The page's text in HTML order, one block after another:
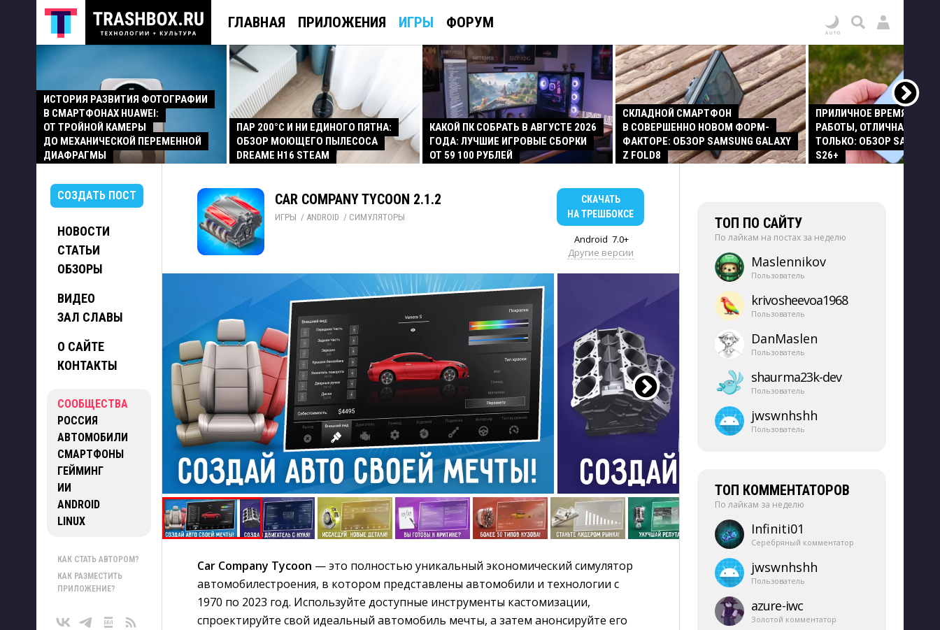
ГЛАВНАЯ ПРИЛОЖЕНИЯ ИГРЫ ФОРУМ
ИСТОРИЯ РАЗВИТИЯ ФОТОГРАФИИ
В СМАРТФОНАХ HUAWEI:
ОТ ТРОЙНОЙ КАМЕРЫ
ДО МЕХАНИЧЕСКОЙ ПЕРЕМЕННОЙ
ДИАФРАГМЫ
ПАР 200°C И НИ ЕДИНОГО ПЯТНА:
ОБЗОР МОЮЩЕГО ПЫЛЕСОСА
DREAME H16 STEAM
КАКОЙ ПК СОБРАТЬ В АВГУСТЕ 2026
ГОДА: ЛУЧШИЕ ИГРОВЫЕ СБОРКИ
ОТ 59 100 РУБЛЕЙ
СКЛАДНОЙ СМАРТФОН
В СОВЕРШЕННО НОВОМ ФОРМ-
ФАКТОРЕ: ОБЗОР SAMSUNG GALAXY
Z FOLD8
ПРИЛИЧНОЕ ВРЕМЯ
РАБОТЫ, ОТЛИЧНАЯ
ТОЛЬКО: ОБЗОР SAMSUNG
S26+
СОЗДАТЬ ПОСТ
НОВОСТИ
СТАТЬИ
ОБЗОРЫ
ВИДЕО
ЗАЛ СЛАВЫ
О САЙТЕ
КОНТАКТЫ
СООБЩЕСТВА
РОССИЯ
АВТОМОБИЛИ
СМАРТФОНЫ
ГЕЙМИНГ
ИИ
ANDROID
LINUX
КАК СТАТЬ АВТОРОМ?
КАК РАЗМЕСТИТЬ
ПРИЛОЖЕНИЕ?
CAR COMPANY TYCOON 2.1.2
ИГРЫ / ANDROID / СИМУЛЯТОРЫ
СКАЧАТЬ
НА ТРЕШБОКСЕ
Android 7.0+
Другие версии
Car Company Tycoon — это полностью уникальный экономический симулятор
автомобилестроения, в котором представлены автомобили и технологии с
1970 по 2023 год. Используйте доступные инструменты кастомизации,
спроектируйте свой идеальный автомобиль мечты, а затем анонсируйте его
ТОП ПО САЙТУ
По лайкам на постах за неделю
Maslennikov
Пользователь
krivosheevoa1968
Пользователь
DanMaslen
Пользователь
shaurma23k-​dev
Пользователь
jwswnhshh
Пользователь
ТОП КОММЕНТАТОРОВ
По лайкам за неделю
Infiniti01
Серебряный комментатор
jwswnhshh
Пользователь
azure-​iwc
Золотой комментатор